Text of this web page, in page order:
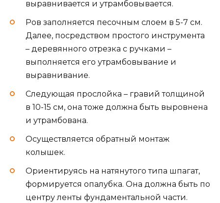
выравнивается и утрамбовывается.
Ров заполняется песочным слоем в 5-7 см.
Далее, посредством простого инструмента
– деревянного отрезка с ручками –
выполняется его утрамбовывание и
выравнивание.
Следующая прослойка – гравий толщиной
в 10-15 см, она тоже должна быть выровнена
и утрамбована.
Осуществляется обратный монтаж
колышек.
Ориентируясь на натянутого типа шпагат,
формируется опалубка. Она должна быть по
центру ленты фундаментальной части.